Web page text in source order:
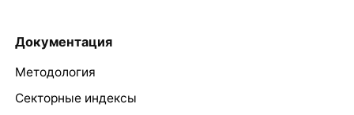
Документация
Методология
Секторные индексы